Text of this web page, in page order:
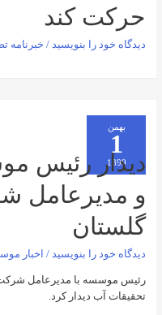
کند
بنویسید /خبرنامه تصویری
رئیس موسسه
شرکت
بنویسید /اخبار موسسه
با مدیرعامل شرکت آب
دیدار کرد.